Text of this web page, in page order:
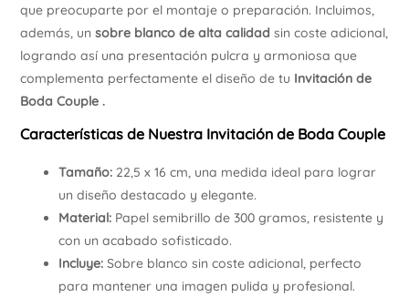
que preocuparte por el montaje o preparación. Incluimos,
además, un sobre blanco de alta calidad sin coste adicional,
logrando así una presentación pulcra y armoniosa que
complementa perfectamente el diseño de tu Invitación de
Boda Couple .
Características de Nuestra Invitación de Boda Couple
Tamaño:22,5 x 16 cm, una medida ideal para lograr
un diseño destacado y elegante.
Material:Papel semibrillo de 300 gramos, resistente y
con un acabado sofisticado.
Incluye:Sobre blanco sin coste adicional, perfecto
para mantener una imagen pulida y profesional.